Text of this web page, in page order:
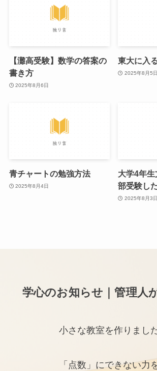
【灘高受験】数学の答案の
書き方
2025年8月6日
東大に入
2025年8月5日
青チャートの勉強方法
2025年8月4日
大学4年
部受験した
2025年8月3日
学心のお知らせ｜管理人
小さな教室を作りました
「点数」にできない力